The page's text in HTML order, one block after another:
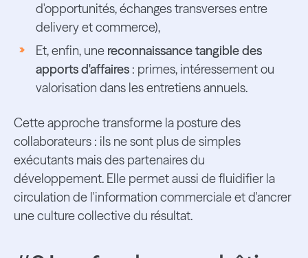
d'opportunités, échanges transverses entre
delivery et commerce),
Et, enfin, une reconnaissance tangible des
apports d'affaires: primes, intéressement ou
valorisation dans les entretiens annuels.
Cette approche transforme la posture des
collaborateurs : ils ne sont plus de simples
exécutants mais des partenaires du
développement. Elle permet aussi de fluidifier la
circulation de l'information commerciale et d'ancrer
une culture collective du résultat.